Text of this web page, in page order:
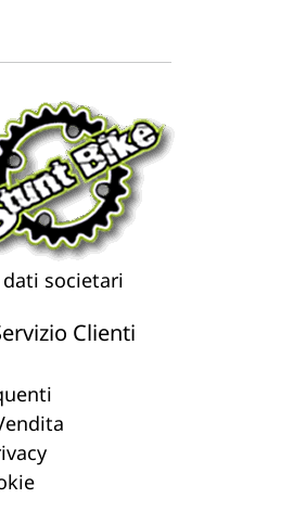
dati societari
Clienti